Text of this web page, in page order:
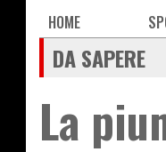
Main
navigation
HOME
DA SAPERE
La